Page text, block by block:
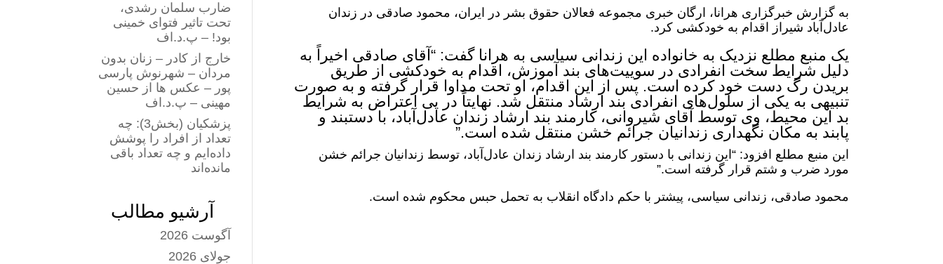
به گزارش خبرگزاری هرانا، ارگان خبری مجموعه فعالان حقوق بشر در ایران، محمود صادقی در زندان
عادل‌آباد شیراز اقدام به خودکشی کرد.
یک منبع مطلع نزدیک به خانواده این زندانی سیاسی به هرانا گفت: “آقای صادقی اخیراً به
دلیل شرایط سخت انفرادی در سوییت‌های بند آموزش، اقدام به خودکشی از طریق
بریدن رگ دست خود کرده است. پس از این اقدام، او تحت مداوا قرار گرفته و به صورت
تنبیهی به یکی از سلول‌های انفرادی بند ارشاد منتقل شد. نهایتاً در پی اعتراض به شرایط
بد این محیط، وی توسط آقای شیروانی، کارمند بند ارشاد زندان عادل‌آباد، با دستبند و
پابند به مکان نگهداری زندانیان جرائم خشن منتقل شده است.”
این منبع مطلع افزود: “این زندانی با دستور کارمند بند ارشاد زندان عادل‌آباد، توسط زندانیان جرائم خشن
مورد ضرب و شتم قرار گرفته است.”
محمود صادقی، زندانی سیاسی، پیشتر با حکم دادگاه انقلاب به تحمل حبس محکوم شده است.
ضارب سلمان رشدی،
تحت تاثیر فتوای خمینی
بود! – پ.د.اف
خارج از کادر – زنان بدون
مردان – شهرنوش پارسی
پور – عکس ها از حسین
مهینی – پ.د.اف
پزشکیان (بخش3): چه
تعداد از افراد را پوشش
داده‌ایم و چه تعداد باقی
مانده‌اند
آرشیو مطالب
آگوست 2026
جولای 2026